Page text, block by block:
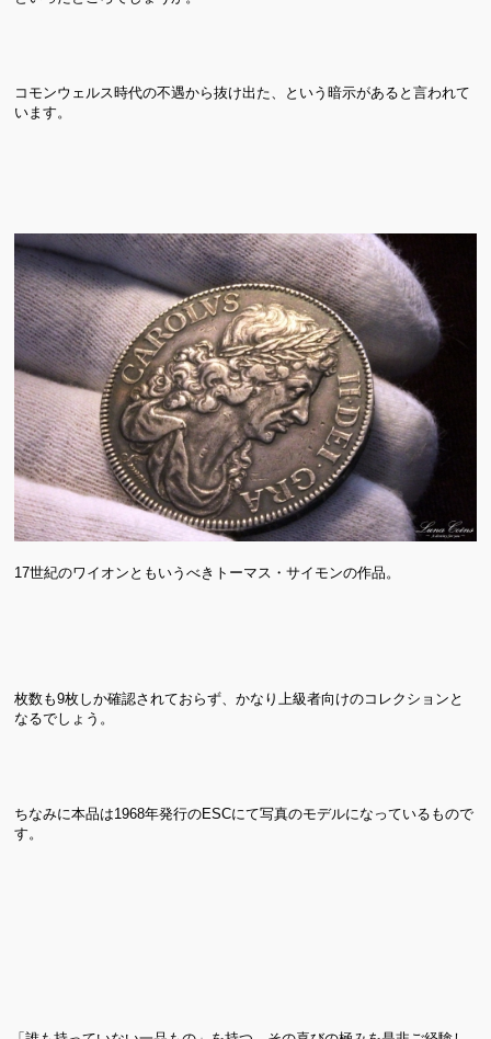
コモンウェルス時代の不遇から抜け出た、という暗示があると言われて
います。
17世紀のワイオンともいうべきトーマス・サイモンの作品。
枚数も9枚しか確認されておらず、かなり上級者向けのコレクションと
なるでしょう。
ちなみに本品は1968年発行のESCにて写真のモデルになっているもので
す。